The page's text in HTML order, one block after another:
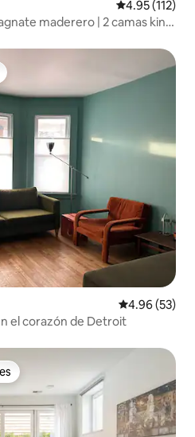
Calificación
4.95 (112)
maderero | 2 camas king
Calificación
4.96 (53)
el corazón de Detroit